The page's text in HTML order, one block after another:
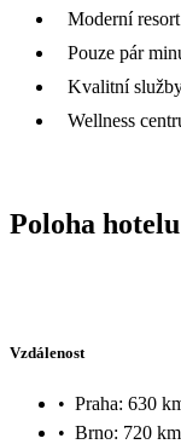
Moderní resort
Pouze pár
Kvalitní
Wellness
Poloha hotelu
Vzdálenost
• Praha: 630
• Brno: 720 km